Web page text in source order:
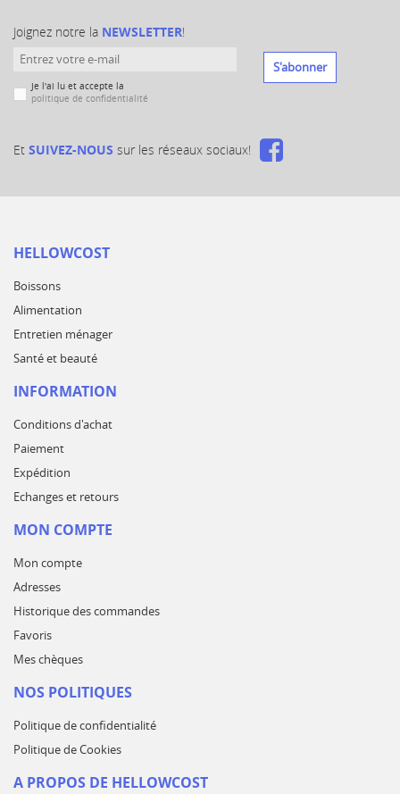
Joignez notre la NEWSLETTER!
Je l'ai lu et accepte la
politique de confidentialité
S'abonner
Et SUIVEZ-NOUS sur les réseaux sociaux!
HELLOWCOST
Boissons
Alimentation
Entretien ménager
Santé et beauté
INFORMATION
Conditions d'achat
Paiement
Expédition
Echanges et retours
MON COMPTE
Mon compte
Adresses
Historique des commandes
Favoris
Mes chèques
NOS POLITIQUES
Politique de confidentialité
Politique de Cookies
A PROPOS DE HELLOWCOST